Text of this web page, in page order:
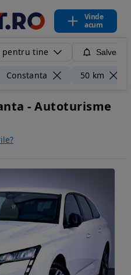
Vinde
acum
pentru tine
Constanta 50 km
- Autoturisme